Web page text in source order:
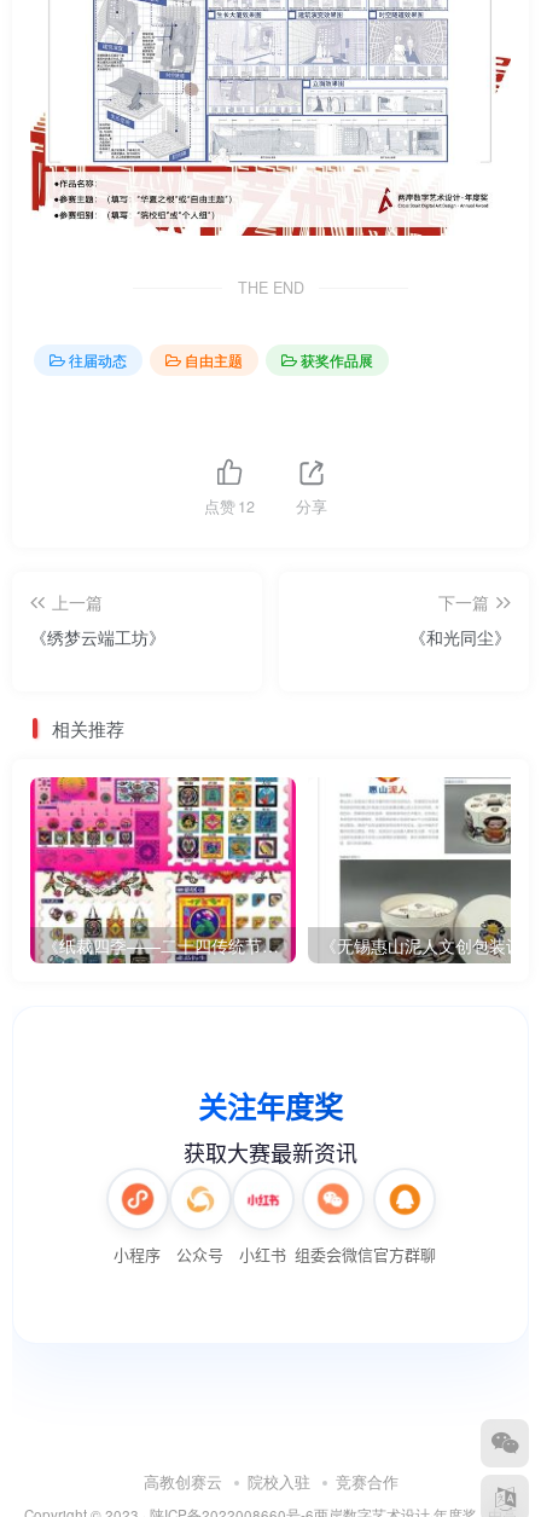
THE END
往届动态 自由主题 获奖作品展
点赞12 分享
上一篇
《绣梦云端工坊》
下一篇
《和光同尘》
相关推荐
《纸裁四季——二十四传统节气文创设计》 《无锡惠山泥人文创包装设
高教创赛云 院校入驻 竞赛合作